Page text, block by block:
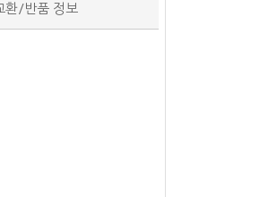
환/반품 정보